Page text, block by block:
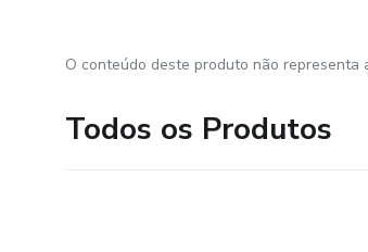
O conteúdo deste produto não representa
Todos os Produtos